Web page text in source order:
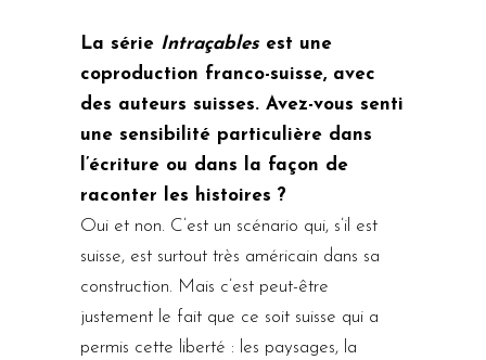
La série Intraçablesest une
coproduction franco-suisse, avec
des auteurs suisses. Avez-vous senti
une sensibilité particulière dans
l’écriture ou dans la façon de
raconter les histoires ?
Oui et non. C’est un scénario qui, s’il est
suisse, est surtout très américain dans sa
construction. Mais c’est peut-être
justement le fait que ce soit suisse qui a
permis cette liberté : les paysages, la